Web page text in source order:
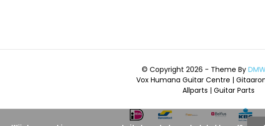
© Copyright 2026 - Theme By
Vox Humana Guitar Centre |
Allparts | Guitar Parts